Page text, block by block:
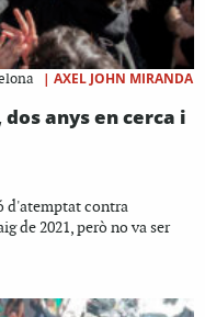
| AXEL JOHN MIRANDA
anys en cerca i
d'atemptat contra
de 2021, però no va ser